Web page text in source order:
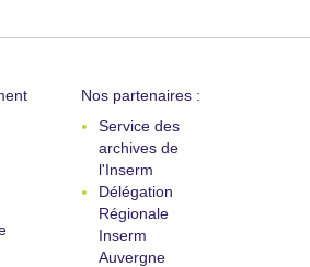
Nos partenaires :
Service des
archives de
l'Inserm
Délégation
Régionale
Inserm
Auvergne